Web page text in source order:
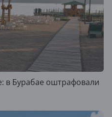
в Бурабае оштрафовали